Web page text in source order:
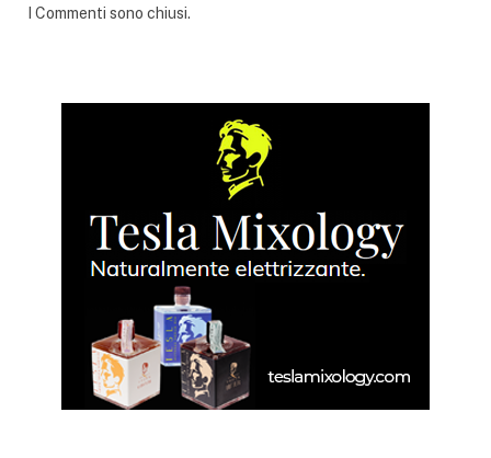
I Commenti sono chiusi.